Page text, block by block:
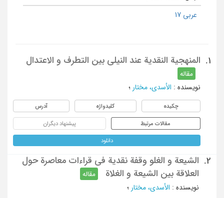
عربی 17
1. المنهجیة النقدیة عند النیلی بین التطرف و الاعتدال
مقاله
نویسنده : الأسدی، مختار ؛
چکیده کلیدواژه آدرس
مقالات مرتبط پیشنهاد دیگران
دانلود
2.
الشیعة و الغلو وقفة نقدیة فی قراءات معاصرة حول
العلاقة بین الشیعة و الغلاة
مقاله
نویسنده : الأسدی، مختار ؛